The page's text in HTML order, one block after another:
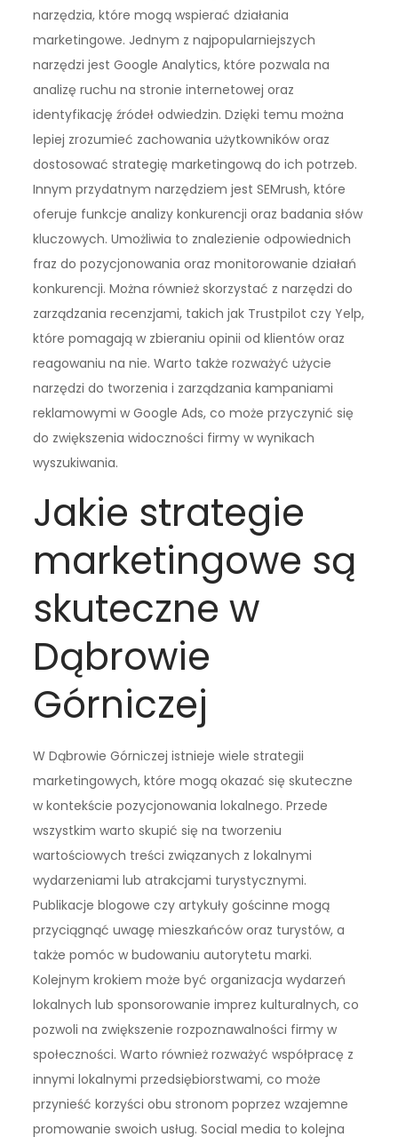
narzędzia, które mogą wspierać działania
marketingowe. Jednym z najpopularniejszych
narzędzi jest Google Analytics, które pozwala na
analizę ruchu na stronie internetowej oraz
identyfikację źródeł odwiedzin. Dzięki temu można
lepiej zrozumieć zachowania użytkowników oraz
dostosować strategię marketingową do ich potrzeb.
Innym przydatnym narzędziem jest SEMrush, które
oferuje funkcje analizy konkurencji oraz badania słów
kluczowych. Umożliwia to znalezienie odpowiednich
fraz do pozycjonowania oraz monitorowanie działań
konkurencji. Można również skorzystać z narzędzi do
zarządzania recenzjami, takich jak Trustpilot czy Yelp,
które pomagają w zbieraniu opinii od klientów oraz
reagowaniu na nie. Warto także rozważyć użycie
narzędzi do tworzenia i zarządzania kampaniami
reklamowymi w Google Ads, co może przyczynić się
do zwiększenia widoczności firmy w wynikach
wyszukiwania.
Jakie strategie
marketingowe są
skuteczne w
Dąbrowie
Górniczej
W Dąbrowie Górniczej istnieje wiele strategii
marketingowych, które mogą okazać się skuteczne
w kontekście pozycjonowania lokalnego. Przede
wszystkim warto skupić się na tworzeniu
wartościowych treści związanych z lokalnymi
wydarzeniami lub atrakcjami turystycznymi.
Publikacje blogowe czy artykuły gościnne mogą
przyciągnąć uwagę mieszkańców oraz turystów, a
także pomóc w budowaniu autorytetu marki.
Kolejnym krokiem może być organizacja wydarzeń
lokalnych lub sponsorowanie imprez kulturalnych, co
pozwoli na zwiększenie rozpoznawalności firmy w
społeczności. Warto również rozważyć współpracę z
innymi lokalnymi przedsiębiorstwami, co może
przynieść korzyści obu stronom poprzez wzajemne
promowanie swoich usług. Social media to kolejna